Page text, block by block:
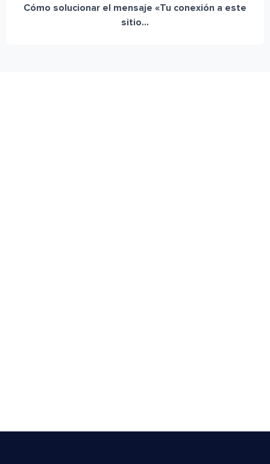
Cómo solucionar el mensaje «Tu conexión a este
sitio...